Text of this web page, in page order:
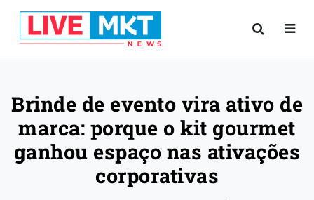
Brinde de evento vira ativo de
marca: porque o kit gourmet
ganhou espaço nas ativações
corporativas